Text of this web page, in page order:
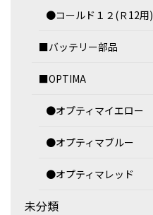
●コールド１２(Ｒ12用)
■バッテリー部品
■OPTIMA
●オプティマイエロー
●オプティマブルー
●オプティマレッド
未分類